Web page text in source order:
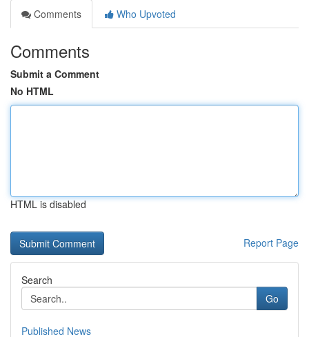
Comments
Who Upvoted
Comments
Submit a Comment
No HTML
HTML is disabled
Report Page
Search
Go
Published News